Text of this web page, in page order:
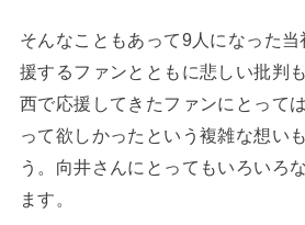
そんなこともあって9人になった
援するファンとともに悲しい批判
西で応援してきたファンにとって
って欲しかったという複雑な想い
う。向井さんにとってもいろいろ
ます。